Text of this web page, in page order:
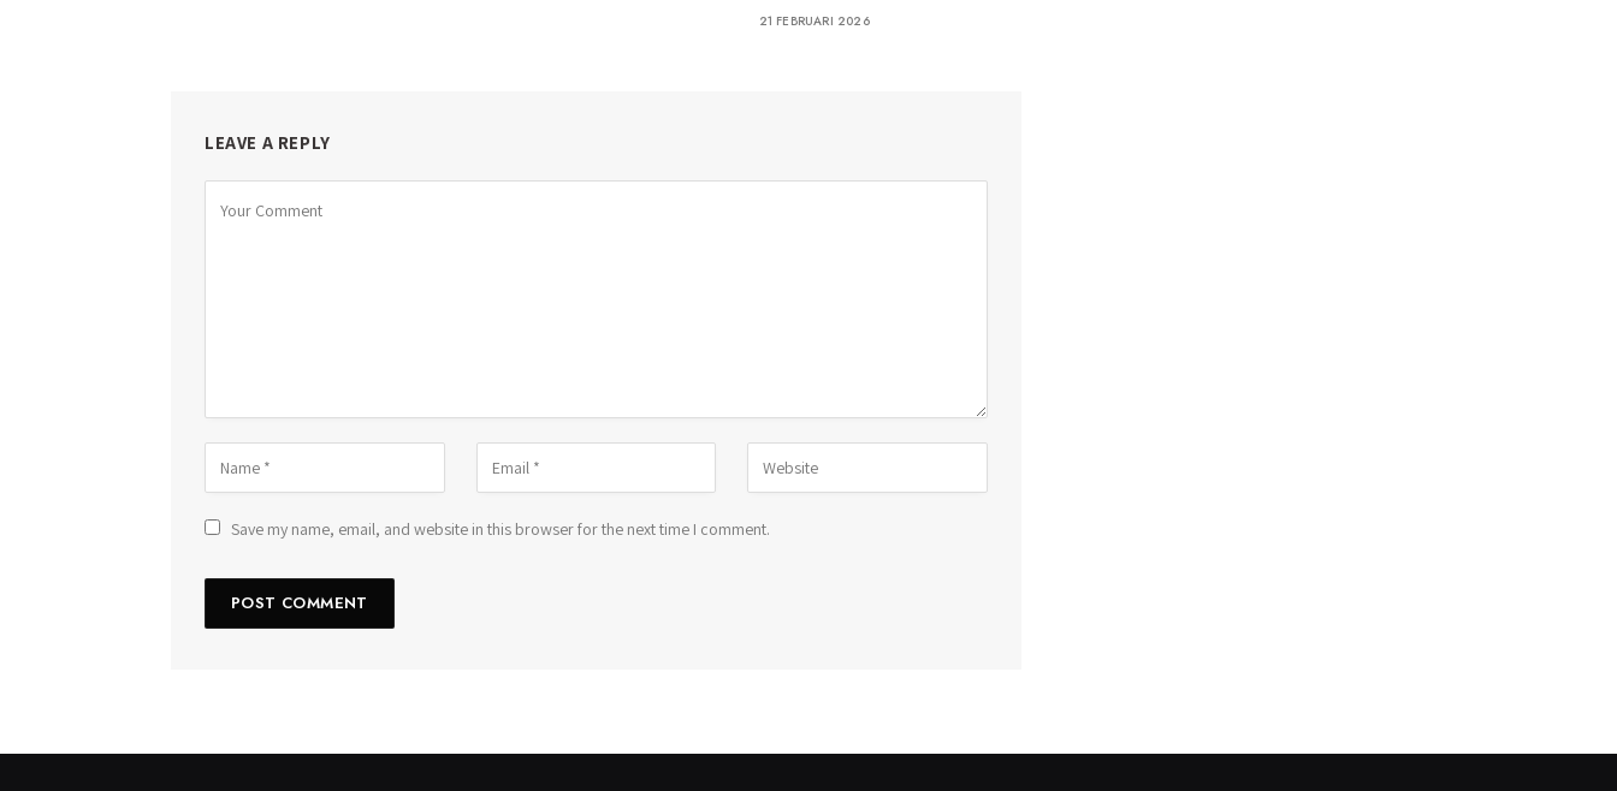
21 FEBRUARI 2026
LEAVE A REPLY
Save my name, email, and website in this browser for the next time I comment.